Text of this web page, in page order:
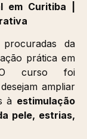
em Curitiba |
da
prática em
curso foi
ampliar
à estimulação
pele, estrias,